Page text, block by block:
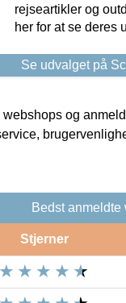
rejseartikler og
her for at se deres
Se udvalget på
og
Bedst anmeldte
Stjerner